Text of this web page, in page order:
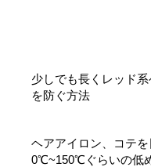
少しでも長くレッド
を防ぐ方法
ヘアアイロン、コテ
0℃~150℃ぐらいの低